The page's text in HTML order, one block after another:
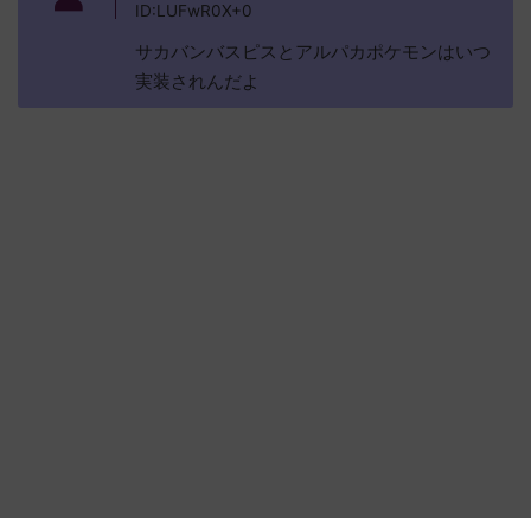
ID:LUFwR0X+0
サカバンバスピスとアルパカポケモンはいつ
実装されんだよ